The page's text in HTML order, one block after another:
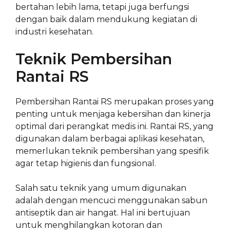
bertahan lebih lama, tetapi juga berfungsi
dengan baik dalam mendukung kegiatan di
industri kesehatan.
Teknik Pembersihan
Rantai RS
Pembersihan Rantai RS merupakan proses yang
penting untuk menjaga kebersihan dan kinerja
optimal dari perangkat medis ini. Rantai RS, yang
digunakan dalam berbagai aplikasi kesehatan,
memerlukan teknik pembersihan yang spesifik
agar tetap higienis dan fungsional.
Salah satu teknik yang umum digunakan
adalah dengan mencuci menggunakan sabun
antiseptik dan air hangat. Hal ini bertujuan
untuk menghilangkan kotoran dan